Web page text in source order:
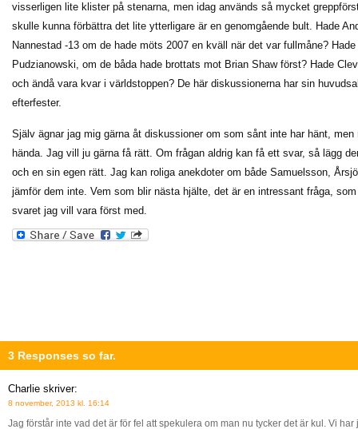
visserligen lite klister på stenarna, men idag används så mycket
skulle kunna förbättra det lite ytterligare är en genomgående bult. Hade
Nannestad -13 om de hade möts 2007 en kväll när det var fullmåne?
Pudzianowski, om de båda hade brottats mot Brian Shaw först? Hade
och ändå vara kvar i världstoppen? De här diskussionerna har sin
efterfester.
Själv ägnar jag mig gärna åt diskussioner om som sånt inte har hänt,
hända. Jag vill ju gärna få rätt. Om frågan aldrig kan få ett svar, så lägg
och en sin egen rätt. Jag kan roliga anekdoter om både Samuelsson,
jämför dem inte. Vem som blir nästa hjälte, det är en intressant fråga,
svaret jag vill vara först med.
3 Responses so far.
Charlie skriver:
8 november, 2013 kl. 16:14
Jag förstår inte vad det är för fel att spekulera om man nu tycker det är kul. Vi